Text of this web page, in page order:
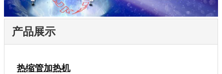
产品展示
热缩管加热机